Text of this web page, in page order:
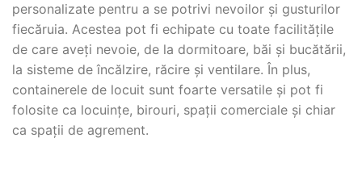
personalizate pentru a se potrivi nevoilor și gusturilor
fiecăruia. Acestea pot fi echipate cu toate facilitățile
de care aveți nevoie, de la dormitoare, băi și bucătării,
la sisteme de încălzire, răcire și ventilare. În plus,
containerele de locuit sunt foarte versatile și pot fi
folosite ca locuințe, birouri, spații comerciale și chiar
ca spații de agrement.